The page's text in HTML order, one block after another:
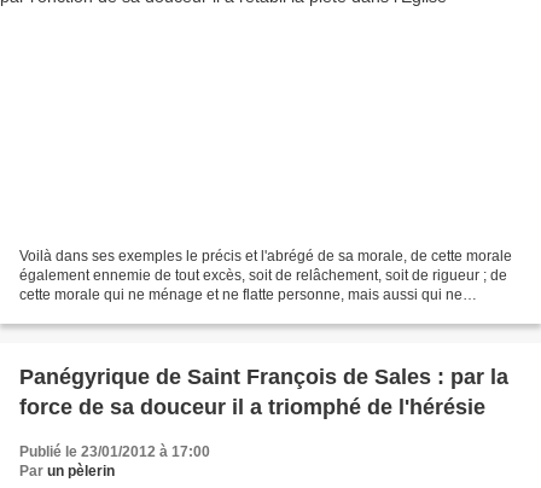
Voilà dans ses exemples le précis et l'abrégé de sa morale, de cette morale
également ennemie de tout excès, soit de relâchement, soit de rigueur ; de
cette morale qui ne ménage et ne flatte personne, mais aussi qui ne
Panégyrique de Saint François de Sales : par la
force de sa douceur il a triomphé de l'hérésie
Publié le 23/01/2012 à 17:00
Par un pèlerin